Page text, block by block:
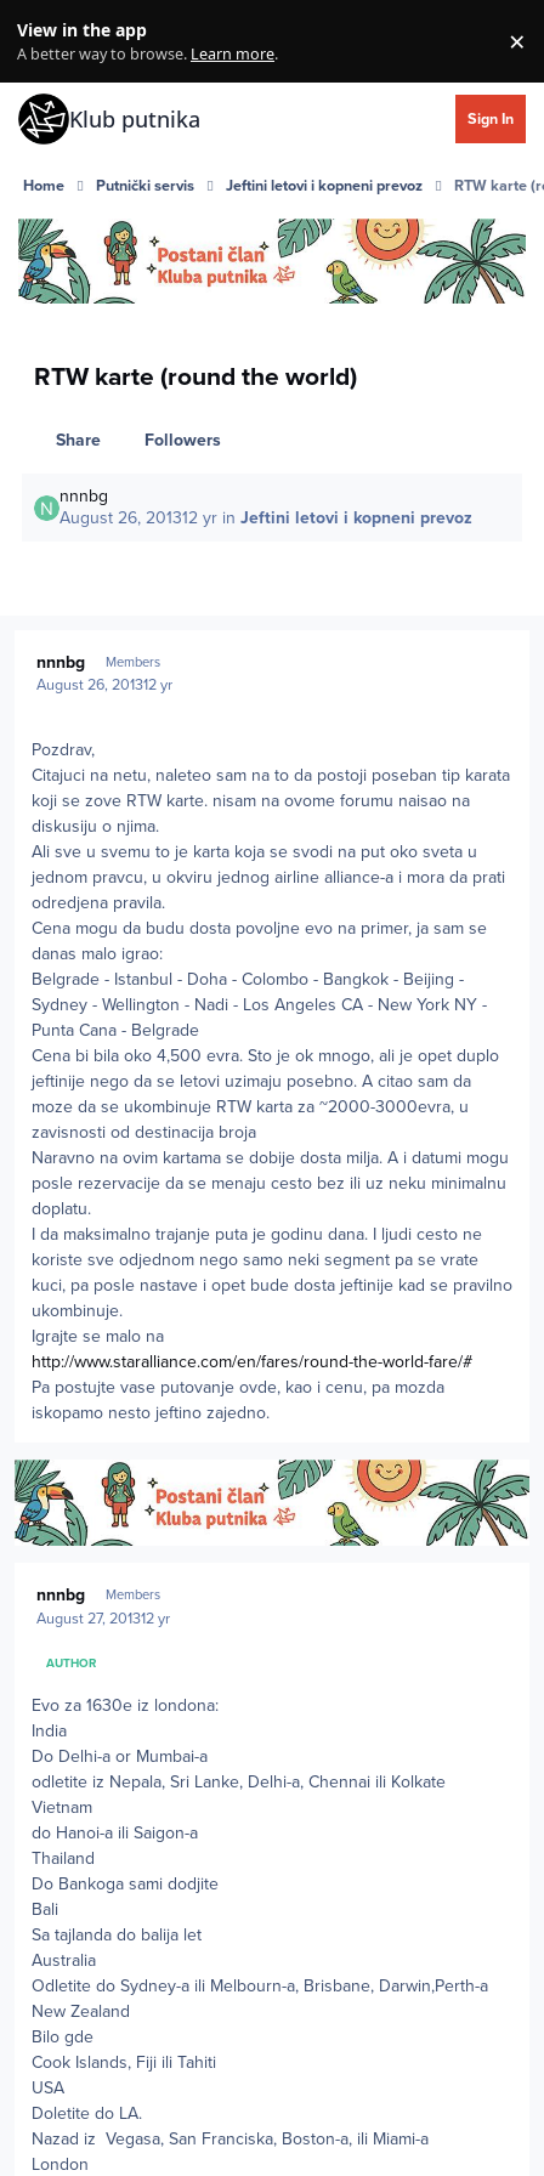
View in the app
A better way to browse. Learn more. ×
Klub putnika Sign In
Home Putnički servis Jeftini letovi i kopneni prevoz RTW karte
RTW karte (round the world)
Share Followers
nnnbg
August 26, 201312 yr inJeftini letovi i kopneni prevoz
nnnbg Members
August 26, 201312 yr
Pozdrav,
Citajuci na netu, naleteo sam na to da postoji poseban tip karata
koji se zove RTW karte. nisam na ovome forumu naisao na
diskusiju o njima.
Ali sve u svemu to je karta koja se svodi na put oko sveta u
jednom pravcu, u okviru jednog airline alliance-a i mora da prati
odredjena pravila.
Cena mogu da budu dosta povoljne evo na primer, ja sam se
danas malo igrao:
Belgrade - Istanbul - Doha - Colombo - Bangkok - Beijing -
Sydney - Wellington - Nadi - Los Angeles CA - New York NY -
Punta Cana - Belgrade
Cena bi bila oko 4,500 evra. Sto je ok mnogo, ali je opet duplo
jeftinije nego da se letovi uzimaju posebno. A citao sam da
moze da se ukombinuje RTW karta za ~2000-3000evra, u
zavisnosti od destinacija broja
Naravno na ovim kartama se dobije dosta milja. A i datumi mogu
posle rezervacije da se menaju cesto bez ili uz neku minimalnu
doplatu.
I da maksimalno trajanje puta je godinu dana. I ljudi cesto ne
koriste sve odjednom nego samo neki segment pa se vrate
kuci, pa posle nastave i opet bude dosta jeftinije kad se pravilno
ukombinuje.
Igrajte se malo na
http://www.staralliance.com/en/fares/round-the-world-fare/#
Pa postujte vase putovanje ovde, kao i cenu, pa mozda
iskopamo nesto jeftino zajedno.
nnnbg Members
August 27, 201312 yr
AUTHOR
Evo za 1630e iz londona:
India
Do Delhi-a or Mumbai-a
odletite iz Nepala, Sri Lanke, Delhi-a, Chennai ili Kolkate
Vietnam
do Hanoi-a ili Saigon-a
Thailand
Do Bankoga sami dodjite
Bali
Sa tajlanda do balija let
Australia
Odletite do Sydney-a ili Melbourn-a, Brisbane, Darwin,Perth-a
New Zealand
Bilo gde
Cook Islands, Fiji ili Tahiti
USA
Doletite do LA.
Nazad iz Vegasa, San Franciska, Boston-a, ili Miami-a
London